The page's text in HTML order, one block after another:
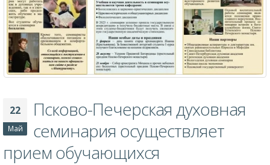
22
Май
Псково-Печерская духовная
семинария осуществляет
прием обучающихся